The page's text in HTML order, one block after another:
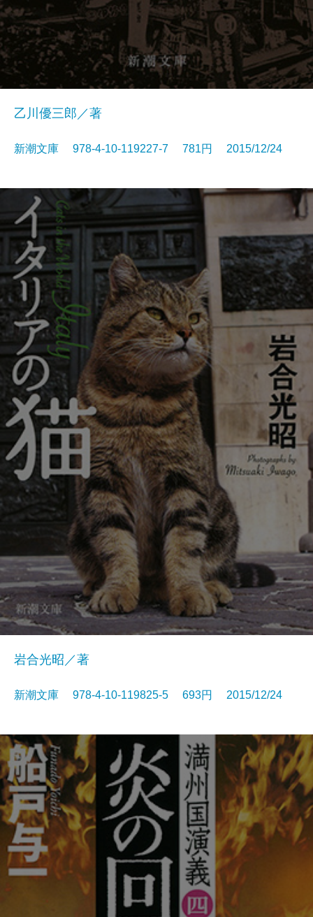
乙川優三郎／著
新潮文庫 978-4-10-119227-7 781円 2015/12/24
岩合光昭／著
新潮文庫 978-4-10-119825-5 693円 2015/12/24